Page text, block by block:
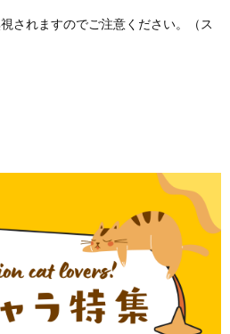
されますのでご注意ください。（ス